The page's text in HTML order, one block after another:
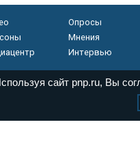
Опросы
Мнения
Интервью
технологий и
сайт pnp.ru, Вы